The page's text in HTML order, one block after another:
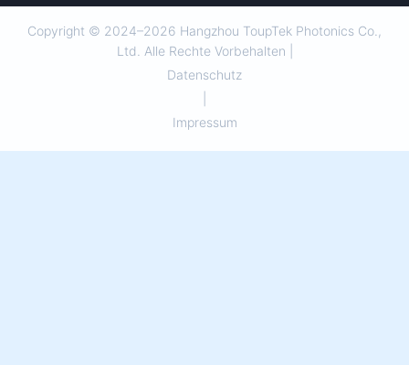
Copyright © 2024–2026 Hangzhou ToupTek Photonics Co.,
Ltd. Alle Rechte Vorbehalten |
Datenschutz
Impressum